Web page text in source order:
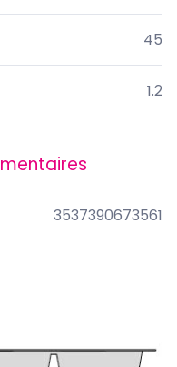
45
1.2
3537390673561